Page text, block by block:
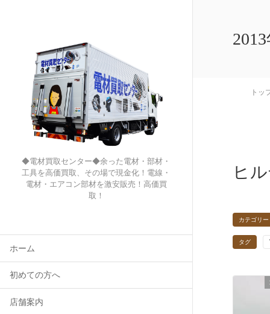
◆電材買取センター◆余った電材・部材・
工具を高価買取、その場で現金化！電線・
電材・エアコン部材を激安販売！高価買
取！
ホーム
初めての方へ
店舗案内
トッ
ヒ
カテゴリー
タグ